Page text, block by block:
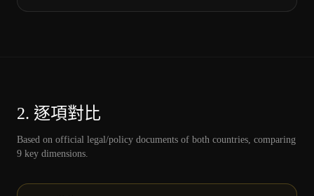
2. 逐項對比
Based on official legal/policy documents of both countries, comparing
9 key dimensions.